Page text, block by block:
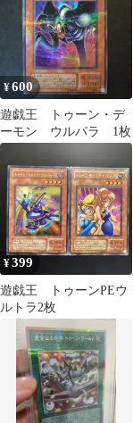
¥600
遊戯王 トゥーン・デ
ーモン ウルパラ 1枚
¥399
遊戯王 トゥーンPEウ
ルトラ2枚